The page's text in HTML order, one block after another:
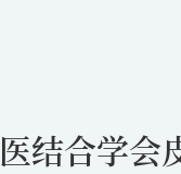
结合学会